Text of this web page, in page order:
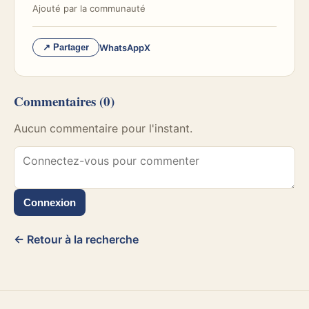
Ajouté par la communauté
↗ Partager WhatsAppX
Commentaires (0)
Aucun commentaire pour l'instant.
Connexion
← Retour à la recherche